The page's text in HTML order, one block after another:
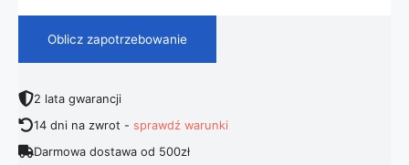
Oblicz zapotrzebowanie
2 lata gwarancji
14 dni na zwrot -sprawdź warunki
Darmowa dostawa od 500zł